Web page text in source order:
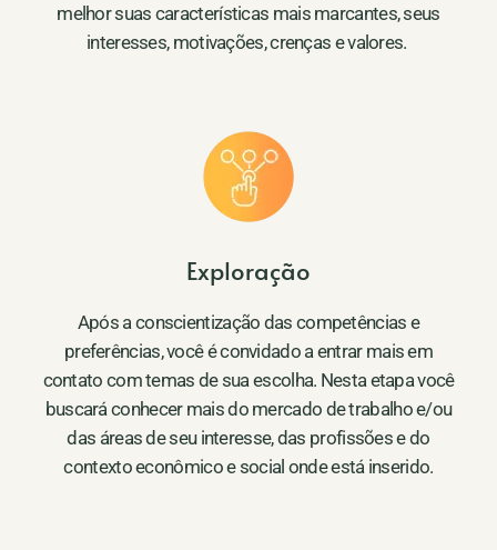
melhor suas características mais marcantes, seus
interesses, motivações, crenças e valores.
Exploração
Após a conscientização das competências e
preferências, você é convidado a entrar mais em
contato com temas de sua escolha. Nesta etapa você
buscará conhecer mais do mercado de trabalho e/ou
das áreas de seu interesse, das profissões e do
contexto econômico e social onde está inserido.